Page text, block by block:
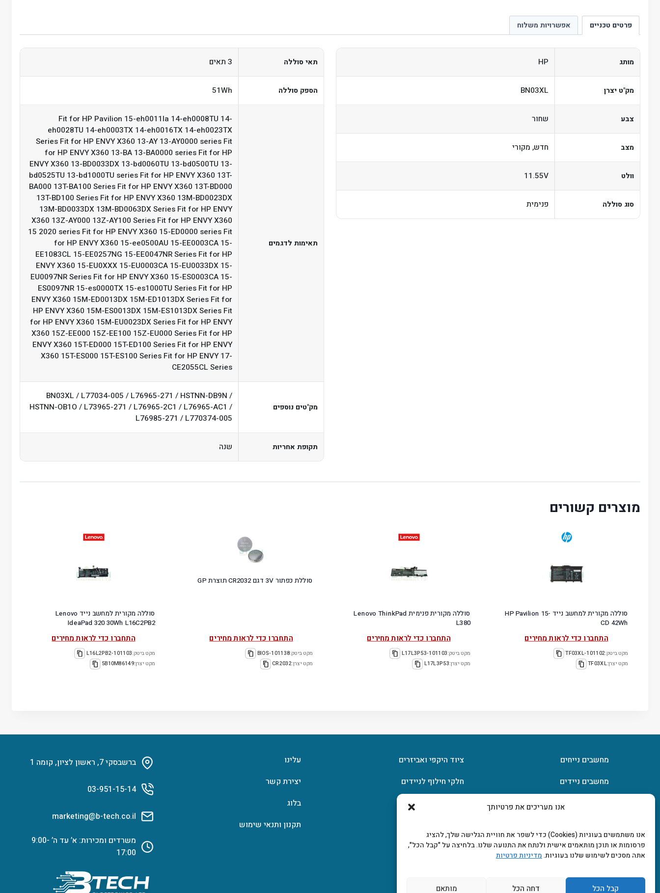
אנו מעריכים את פרטיותך
אנו משתמשים בעוגיות (Cookies) כדי לשפר את חוויית הגלישה שלך, להציג
פרסומות או תוכן מותאמים אישית ולנתח את התנועה שלנו. בלחיצה על "קבל הכל",
אתה מסכים לשימוש שלנו בעוגיות.מדיניות פרטיות
קבל הכל דחה הכל מותאם
פרטים טכניים אפשרויות משלוח
מותג HP
מק"ט יצרן BN03XL
צבע שחור
מצב חדש, מקורי
וולט 11.55V
סוג סוללה פנימית
תאי סוללה 3 תאים
הספק סוללה 51Wh
תאימות לדגמים
Fit for HP Pavilion 15-eh0011la 14-eh0008TU 14-
eh0028TU 14-eh0003TX 14-eh0016TX 14-eh0023TX
Series Fit for HP ENVY X360 13-AY 13-AY0000 series Fit
for HP ENVY X360 13-BA 13-BA0000 series Fit for HP
ENVY X360 13-BD0033DX 13-bd0060TU 13-bd0500TU 13-
bd0525TU 13-bd1000TU series Fit for HP ENVY X360 13T-
BA000 13T-BA100 Series Fit for HP ENVY X360 13T-BD000
13T-BD100 Series Fit for HP ENVY X360 13M-BD0023DX
13M-BD0033DX 13M-BD0063DX Series Fit for HP ENVY
X360 13Z-AY000 13Z-AY100 Series Fit for HP ENVY X360
15 2020 series Fit for HP ENVY X360 15-ED0000 series Fit
for HP ENVY X360 15-ee0500AU 15-EE0003CA 15-
EE1083CL 15-EE0257NG 15-EE0047NR Series Fit for HP
ENVY X360 15-EU0XXX 15-EU0003CA 15-EU0033DX 15-
EU0097NR Series Fit for HP ENVY X360 15-ES0003CA 15-
ES0097NR 15-es0000TX 15-es1000TU Series Fit for HP
ENVY X360 15M-ED0013DX 15M-ED1013DX Series Fit for
HP ENVY X360 15M-ES0013DX 15M-ES1013DX Series Fit
for HP ENVY X360 15M-EU0023DX Series Fit for HP ENVY
X360 15Z-EE000 15Z-EE100 15Z-EU000 Series Fit for HP
ENVY X360 15T-ED000 15T-ED100 Series Fit for HP ENVY
X360 15T-ES000 15T-ES100 Series Fit for HP ENVY 17-
CE2055CL Series
מק"טים נוספים
BN03XL / L77034-005 / L76965-271 / HSTNN-DB9N /
HSTNN-OB1O / L73965-271 / L76965-2C1 / L76965-AC1 /
L76985-271 / L770374-005
תקופת אחריות שנה
מוצרים קשורים
סוללה מקורית למחשב נייד HP Pavilion 15-
CD 42Wh
התחברו כדי לראות מחירים
מקט ביטק:101102-TF03XL
מקט יצרן:TF03XL
סוללה מקורית פנימית Lenovo ThinkPad
L380
התחברו כדי לראות מחירים
מקט ביטק:101103-L17L3P53
מקט יצרן:L17L3P53
סוללת כפתור 3V דגם CR2032 תוצרת GP
התחברו כדי לראות מחירים
מקט ביטק:101138-BIOS
מקט יצרן:CR2032
סוללה מקורית למחשב נייד Lenovo
IdeaPad 320 30Wh L16C2PB2
התחברו כדי לראות מחירים
מקט ביטק:101103-L16L2PB2
מקט יצרן:5B10M86149
מחשבים נייחים
מחשבים ניידים
ציוד היקפי ואביזרים
חלקי חילוף לניידים
עלינו
יצירת קשר
בלוג
תקנון ותנאי שימוש
ברשבסקי 7, ראשון לציון, קומה 1
03-951-15-14
marketing@b-tech.co.il
משרדים ומכירות: א’ עד ה’ 9:00-
17:00